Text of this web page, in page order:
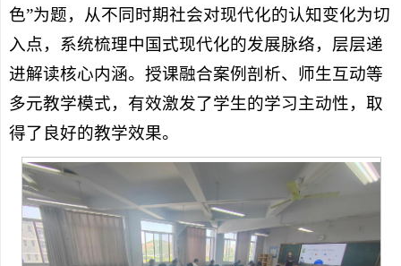
色”为题，从不同时期社会对现代化的认知变化为切
入点，系统梳理中国式现代化的发展脉络，层层递
进解读核心内涵。授课融合案例剖析、师生互动等
多元教学模式，有效激发了学生的学习主动性，取
得了良好的教学效果。